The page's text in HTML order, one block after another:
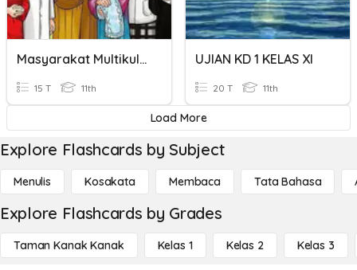
Masyarakat Multikultural Dan Majemuk
15 T 11th
UJIAN KD 1 KELAS XI
20 T 11th
Load More
Explore Flashcards by Subject
Menulis Kosakata Membaca Tata Bahasa
Explore Flashcards by Grades
Taman Kanak Kanak Kelas 1 Kelas 2 Kelas 3